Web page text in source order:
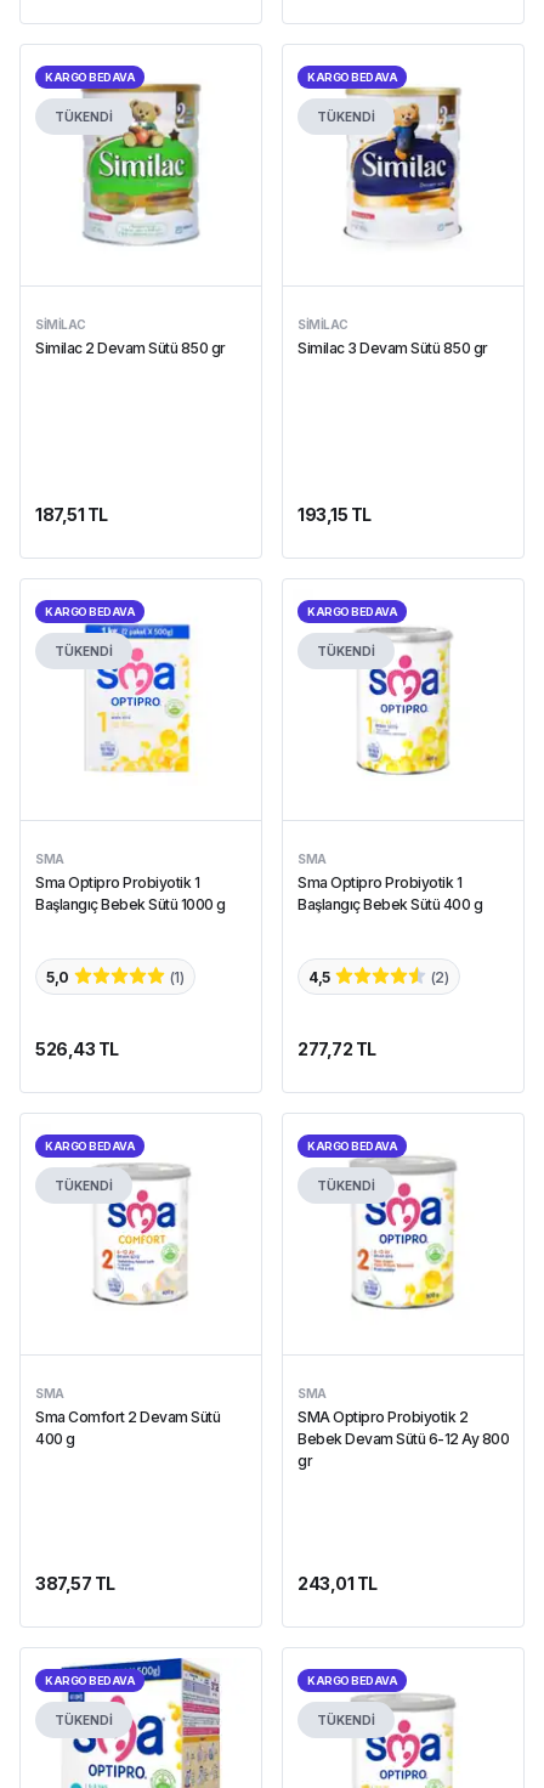
KARGO BEDAVA
TÜKENDİ
SIMILAC
Similac 2 Devam Sütü 850 gr
187,51 TL
KARGO BEDAVA
TÜKENDİ
SIMILAC
Similac 3 Devam Sütü 850 gr
193,15 TL
KARGO BEDAVA
TÜKENDİ
SMA
Sma Optipro Probiyotik 1
Başlangıç Bebek Sütü 1000 g
5,0 (1)
526,43 TL
KARGO BEDAVA
TÜKENDİ
SMA
Sma Optipro Probiyotik 1
Başlangıç Bebek Sütü 400 g
4,5 (2)
277,72 TL
KARGO BEDAVA
TÜKENDİ
SMA
Sma Comfort 2 Devam Sütü
400 g
387,57 TL
KARGO BEDAVA
TÜKENDİ
SMA
SMA Optipro Probiyotik 2
Bebek Devam Sütü 6-12 Ay 800
gr
243,01 TL
KARGO BEDAVA
TÜKENDİ
KARGO BEDAVA
TÜKENDİ